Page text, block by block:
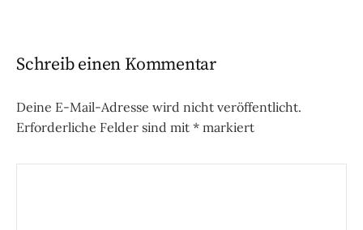
Schreib einen Kommentar
Deine E-Mail-Adresse wird nicht veröffentlicht.
Erforderliche Felder sind mit * markiert